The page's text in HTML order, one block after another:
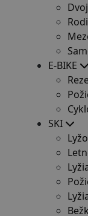
E-BIKE
SKI